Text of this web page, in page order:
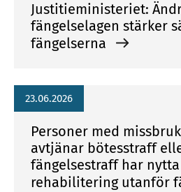
Justitieministeriet:
fängelselagen stärker
fängelserna
23.06.2026
Personer med
avtjänar bötesstraff
fängelsestraff har
rehabilitering utanför